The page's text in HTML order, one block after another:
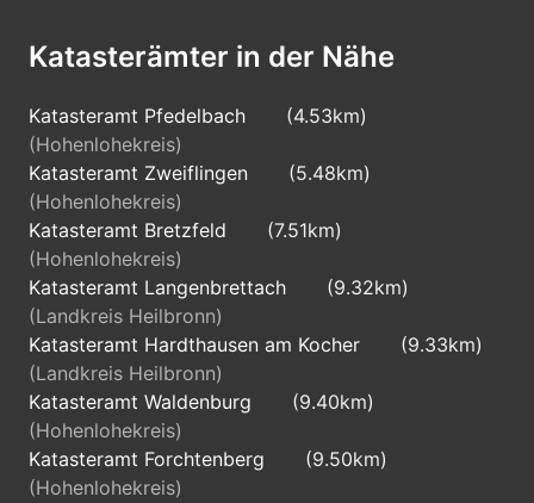
Katasterämter in der Nähe
Katasteramt Pfedelbach
(4.53km)
(Hohenlohekreis)
Katasteramt Zweiflingen
(5.48km)
(Hohenlohekreis)
Katasteramt Bretzfeld
(7.51km)
(Hohenlohekreis)
Katasteramt Langenbrettach
(9.32km)
(Landkreis Heilbronn)
Katasteramt Hardthausen am Kocher
(9.33km)
(Landkreis Heilbronn)
Katasteramt Waldenburg
(9.40km)
(Hohenlohekreis)
Katasteramt Forchtenberg
(9.50km)
(Hohenlohekreis)